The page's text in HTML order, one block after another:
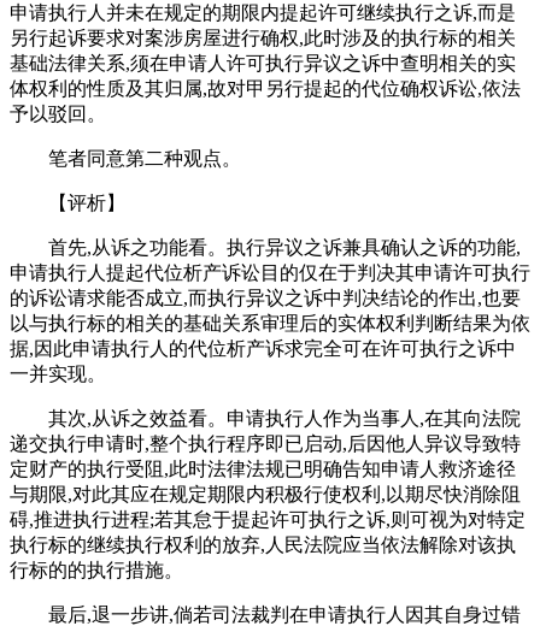
申请执行人并未在规定的期限内提起许可继续执行之诉,而是
另行起诉要求对案涉房屋进行确权,此时涉及的执行标的相关
基础法律关系,须在申请人许可执行异议之诉中查明相关的实
体权利的性质及其归属,故对甲另行提起的代位确权诉讼,依法
予以驳回。
笔者同意第二种观点。
【评析】
首先,从诉之功能看。执行异议之诉兼具确认之诉的功能,
申请执行人提起代位析产诉讼目的仅在于判决其申请许可执行
的诉讼请求能否成立,而执行异议之诉中判决结论的作出,也要
以与执行标的相关的基础关系审理后的实体权利判断结果为依
据,因此申请执行人的代位析产诉求完全可在许可执行之诉中
一并实现。
其次,从诉之效益看。申请执行人作为当事人,在其向法院
递交执行申请时,整个执行程序即已启动,后因他人异议导致特
定财产的执行受阻,此时法律法规已明确告知申请人救济途径
与期限,对此其应在规定期限内积极行使权利,以期尽快消除阻
碍,推进执行进程;若其怠于提起许可执行之诉,则可视为对特定
执行标的继续执行权利的放弃,人民法院应当依法解除对该执
行标的的执行措施。
最后,退一步讲,倘若司法裁判在申请执行人因其自身过错